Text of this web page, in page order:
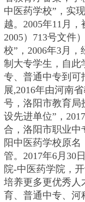
中医药学校”，实
越。2005年11月
2005）713号文件
校”，2006年3月
制大专学生，自此
专、普通中专到可
展,2016年由河南
号，洛阳市教育局
设先进单位”，
合，洛阳市职业中
阳中医药学校原名
管。2017年6月30
院-中医药学院，
培养更多更优秀人
育、普通中专、河